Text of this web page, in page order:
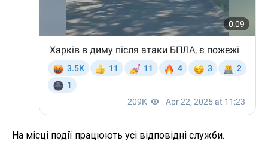
На місці події працюють усі відповідні служби.